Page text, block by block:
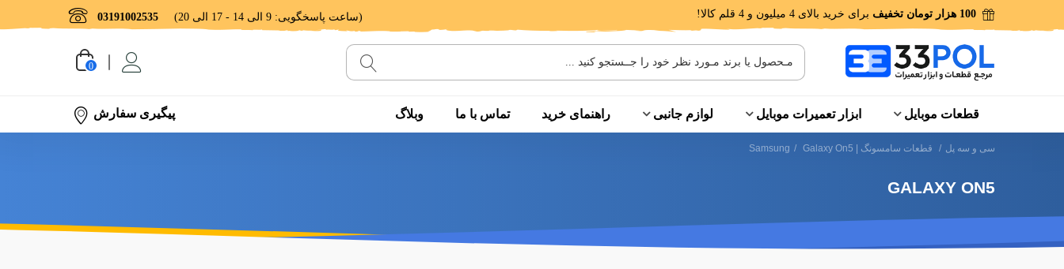
100 هزار تومان تخفیف برای خرید بالای 4 میلیون و 4 قلم کالا! 03191002535 (ساعت پاسخگویی: 9 الی 14 - 17 الی 20)
0
قطعات موبایل ابزار تعمیرات موبایل لوازم جانبی راهنمای خرید تماس با ما وبلاگ پیگیری سفارش
سی و سه پل / قطعات سامسونگ | Samsung / Galaxy On5
GALAXY ON5